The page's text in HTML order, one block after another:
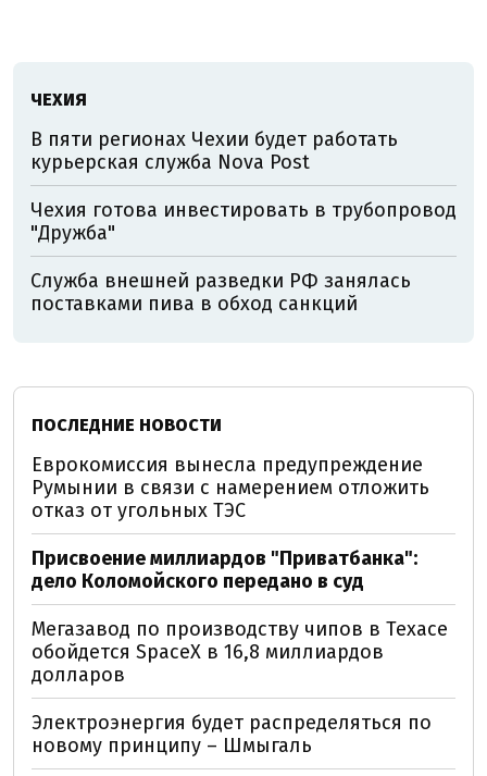
ЧЕХИЯ
В пяти регионах Чехии будет работать
курьерская служба Nova Post
Чехия готова инвестировать в трубопровод
"Дружба"
Служба внешней разведки РФ занялась
поставками пива в обход санкций
ПОСЛЕДНИЕ НОВОСТИ
Еврокомиссия вынесла предупреждение
Румынии в связи с намерением отложить
отказ от угольных ТЭС
Присвоение миллиардов "Приватбанка":
дело Коломойского передано в суд
Мегазавод по производству чипов в Техасе
обойдется SpaceX в 16,8 миллиардов
долларов
Электроэнергия будет распределяться по
новому принципу – Шмыгаль